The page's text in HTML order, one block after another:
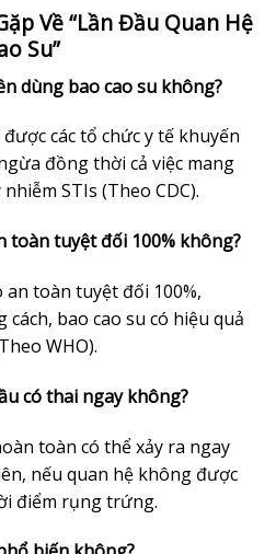
Về “Lần Đầu Quan Hệ
Su”
dùng bao cao su không?
các tổ chức y tế khuyến
đồng thời cả việc mang
STIs (Theo CDC).
toàn tuyệt đối 100% không?
toàn tuyệt đối 100%,
bao cao su có hiệu quả
WHO).
có thai ngay không?
toàn có thể xảy ra ngay
nếu quan hệ không được
điểm rụng trứng.